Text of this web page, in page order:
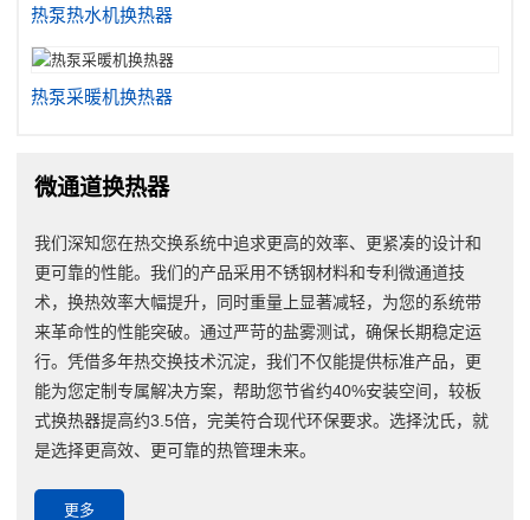
热泵热水机换热器
热泵采暖机换热器
微通道换热器
我们深知您在热交换系统中追求更高的效率、更紧凑的设计和
更可靠的性能。我们的产品采用不锈钢材料和专利微通道技
术，换热效率大幅提升，同时重量上显著减轻，为您的系统带
来革命性的性能突破。通过严苛的盐雾测试，确保长期稳定运
行。凭借多年热交换技术沉淀，我们不仅能提供标准产品，更
能为您定制专属解决方案，帮助您节省约40%安装空间，较板
式换热器提高约3.5倍，完美符合现代环保要求。选择沈氏，就
是选择更高效、更可靠的热管理未来。
更多